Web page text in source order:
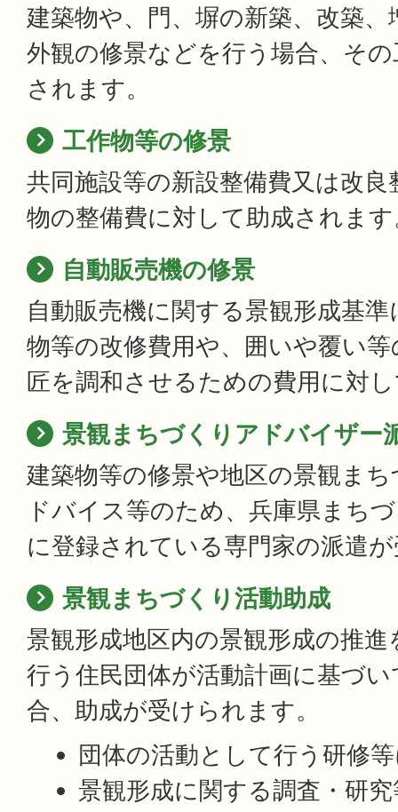
建築物や、門、塀の新築、改築
外観の修景などを行う場合、そ
されます。
工作物等の修景
共同施設等の新設整備費又は改
物の整備費に対して助成されま
自動販売機の修景
自動販売機に関する景観形成基
物等の改修費用や、囲いや覆い
匠を調和させるための費用に対
景観まちづくりアドバイザー
建築物等の修景や地区の景観ま
ドバイス等のため、兵庫県まち
に登録されている専門家の派遣
景観まちづくり活動助成
景観形成地区内の景観形成の推
行う住民団体が活動計画に基づ
合、助成が受けられます。
団体の活動として行う研修
景観形成に関する調査・研